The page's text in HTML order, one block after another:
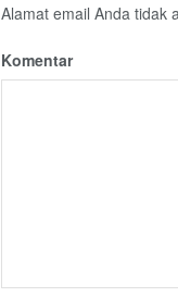
Alamat email Anda tidak
Komentar